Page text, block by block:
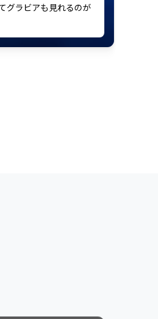
グラビアも見れるのが
くて助かる